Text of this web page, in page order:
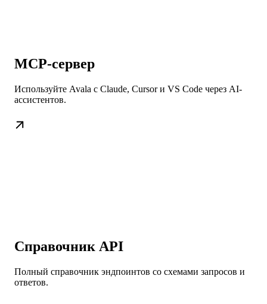
MCP-сервер
Используйте Avala с Claude, Cursor и VS Code через AI-
ассистентов.
Справочник API
Полный справочник эндпоинтов со схемами запросов и
ответов.